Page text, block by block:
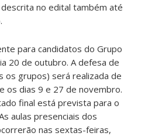
no edital também até
para candidatos do Grupo
20 de outubro. A defesa de
os grupos) será realizada de
os dias 9 e 27 de novembro.
final está prevista para o
aulas presenciais dos
nas sextas-feiras,